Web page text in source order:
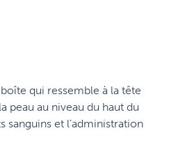
qui ressemble à la tête
peau au niveau du haut du
et l’administration